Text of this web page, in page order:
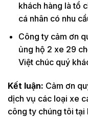
khách hàng là tổ
cá nhân có nhu
Công ty cảm ơn
ủng hộ 2 xe 29
Việt chúc quý
Kết luận: Cảm ơn
dịch vụ các loại xe
công ty chúng tôi tại